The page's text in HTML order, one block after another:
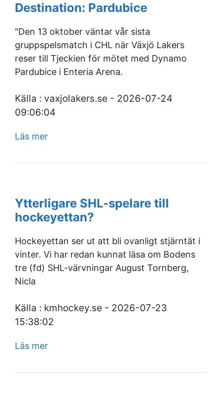
Destination: Pardubice
"Den 13 oktober väntar vår sista
gruppspelsmatch i CHL när Växjö Lakers
reser till Tjeckien för mötet med Dynamo
Pardubice i Enteria Arena.
Källa : vaxjolakers.se - 2026-07-24
09:06:04
Läs mer
Ytterligare SHL-spelare till
hockeyettan?
Hockeyettan ser ut att bli ovanligt stjärntät i
vinter. Vi har redan kunnat läsa om Bodens
tre (fd) SHL-värvningar August Tornberg,
Nicla
Källa : kmhockey.se - 2026-07-23
15:38:02
Läs mer